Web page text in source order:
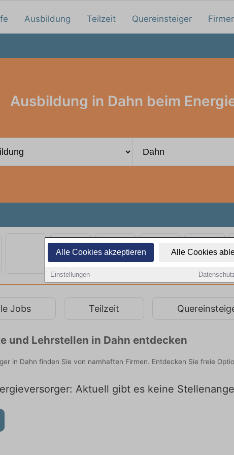
Alle Cookies akzeptieren Alle Cookies
Einstellungen
Ausbildung Teilzeit Quereinsteiger
Ausbildung in Dahn beim
Jobs Teilzeit
und Lehrstellen in Dahn entdecken
in Dahn finden Sie von namhaften Firmen. Entdecken Sie freie
Aktuell gibt es keine